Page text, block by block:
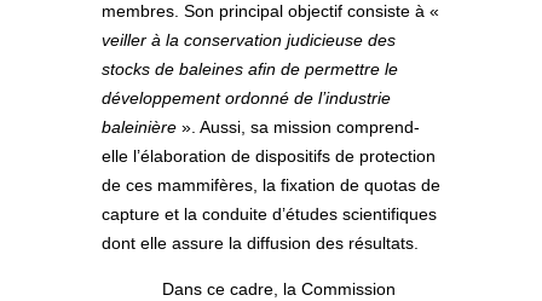
membres. Son principal objectif consiste à «
veiller à la conservation judicieuse des
stocks de baleines afin de permettre le
développement ordonné de l’industrie
baleinière ». Aussi, sa mission comprend-
elle l’élaboration de dispositifs de protection
de ces mammifères, la fixation de quotas de
capture et la conduite d’études scientifiques
dont elle assure la diffusion des résultats.
Dans ce cadre, la Commission